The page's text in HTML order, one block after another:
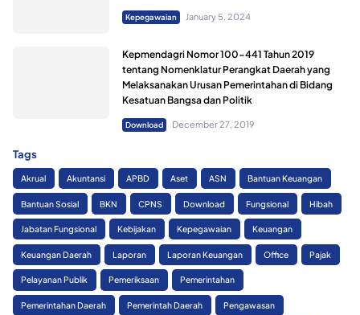
Kepegawaian January 5, 2024
Kepmendagri Nomor 100-441 Tahun 2019
tentang Nomenklatur Perangkat Daerah yang
Melaksanakan Urusan Pemerintahan di Bidang
Kesatuan Bangsa dan Politik
Download December 27, 2019
Tags
Akrual Akuntansi APBD Aset ASN Bantuan Keuangan
Bantuan Sosial BKN CPNS Download Fungsional Hibah
Jabatan Fungsional Kebijakan Kepegawaian Keuangan
Keuangan Daerah Laporan Laporan Keuangan Office Pajak
Pelayanan Publik Pemeriksaan Pemerintahan
Pemerintahan Daerah Pemerintah Daerah Pengawasan